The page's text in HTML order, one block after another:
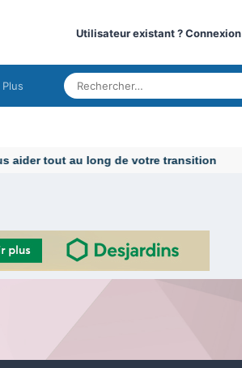
Utilisateur existant ? Connexion
Plus